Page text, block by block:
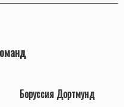
Боруссия Дортмунд